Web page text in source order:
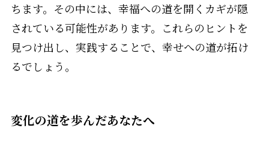
ちます。その中には、幸福への道を開くカギが隠
されている可能性があります。これらのヒントを
見つけ出し、実践することで、幸せへの道が拓け
るでしょう。
変化の道を歩んだあなたへ